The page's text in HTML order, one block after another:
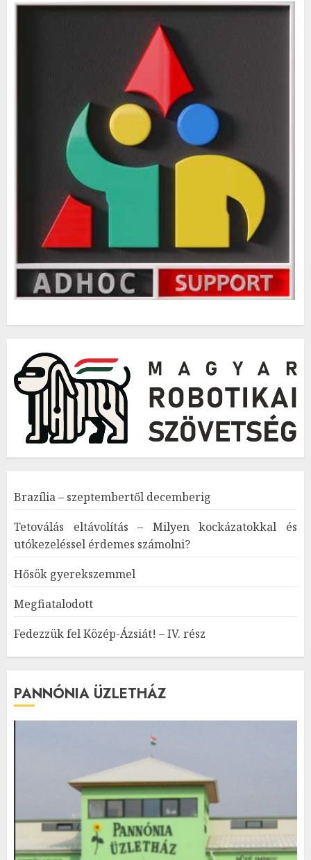
Brazília – szeptembertől decemberig
Tetoválás eltávolítás – Milyen kockázatokkal és
utókezeléssel érdemes számolni?
Hősök gyerekszemmel
Megfiatalodott
Fedezzük fel Közép-Ázsiát! – IV. rész
PANNÓNIA ÜZLETHÁZ